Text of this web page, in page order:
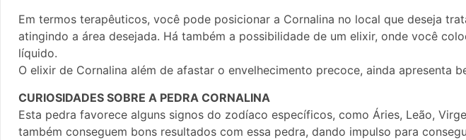
Em termos terapêuticos, você pode posicionar a Cornalina no local que deseja
atingindo a área desejada. Há também a possibilidade de um elixir, onde você
líquido.
O elixir de Cornalina além de afastar o envelhecimento precoce, ainda apresenta
CURIOSIDADES SOBRE A PEDRA CORNALINA
Esta pedra favorece alguns signos do zodíaco específicos, como Áries, Leão,
também conseguem bons resultados com essa pedra, dando impulso para